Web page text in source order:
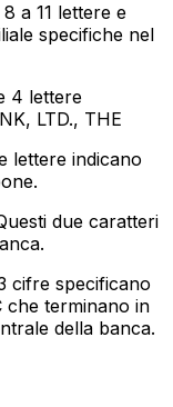
a 11 lettere e
specifiche nel
4 lettere
LTD., THE
lettere indicano
due caratteri
cifre specificano
che terminano in
della banca.